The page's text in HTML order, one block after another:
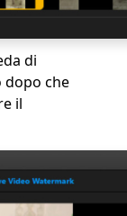
di
dopo che
il